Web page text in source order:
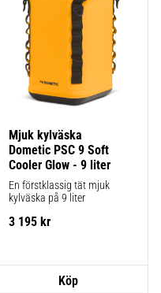
Mjuk kylväska
Dometic PSC 9 Soft
Cooler Glow - 9 liter
En förstklassig tät mjuk
kylväska på 9 liter
3 195 kr